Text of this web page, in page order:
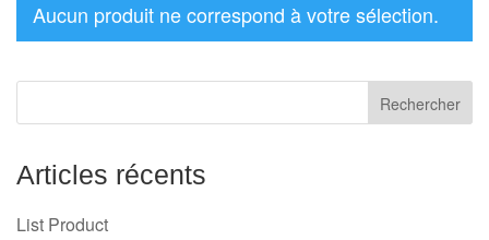
Aucun produit ne correspond à votre sélection.
Articles récents
List Product